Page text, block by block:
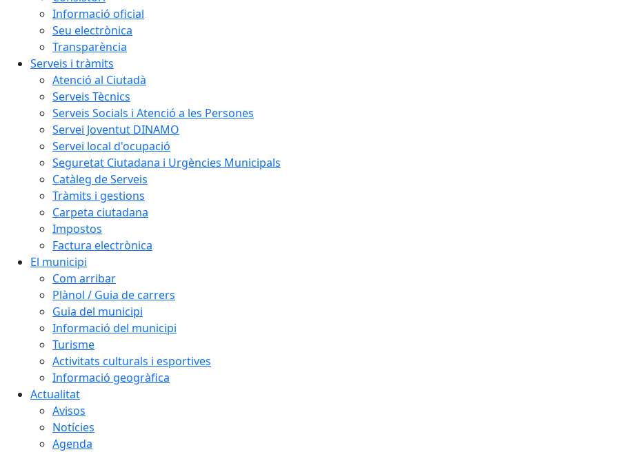
Informació oficial
Seu electrònica
Transparència
Serveis i tràmits
Atenció al Ciutadà
Serveis Tècnics
Serveis Socials i Atenció a les Persones
Servei Joventut DINAMO
Servei local d'ocupació
Seguretat Ciutadana i Urgències Municipals
Catàleg de Serveis
Tràmits i gestions
Carpeta ciutadana
Impostos
Factura electrònica
El municipi
Com arribar
Plànol / Guia de carrers
Guia del municipi
Informació del municipi
Turisme
Activitats culturals i esportives
Informació geogràfica
Actualitat
Avisos
Notícies
Agenda